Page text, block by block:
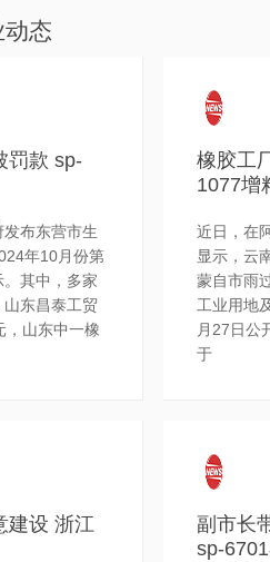
态
罚款 sp-
布东营市生
年10月份第
其中，多家
东昌泰工贸
，山东中一橡
橡胶工
1077增
近日，在
显示，云
蒙自市雨
工业用地
月27日公
于
建设 浙江
副市长
sp-